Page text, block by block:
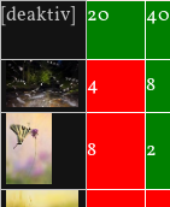
[deaktiv] 20 40
4 8
8 2